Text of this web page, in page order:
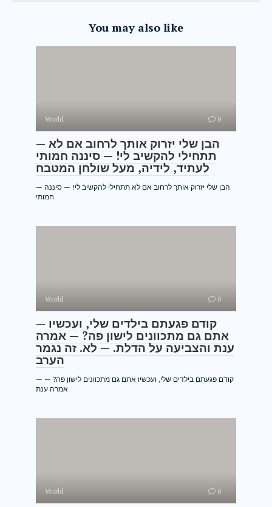
You may also like
World 0
— הבן שלי יזרוק אותך לרחוב אם לא
תתחילי להקשיב לי! — סיננה חמותי
לעתיד, לידיה, מעל שולחן המטבח
— הבן שלי יזרוק אותך לרחוב אם לא תתחילי להקשיב לי! — סיננה
חמותי
World 0
— קודם פגעתם בילדים שלי, ועכשיו
אתם גם מתכוונים לישון פה? — אמרה
ענת והצביעה על הדלת. — לא. זה נגמר
הערב
— קודם פגעתם בילדים שלי, ועכשיו אתם גם מתכוונים לישון פה? —
אמרה ענת
World 0